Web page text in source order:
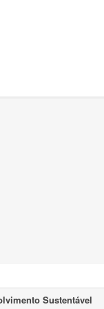
Sustentável